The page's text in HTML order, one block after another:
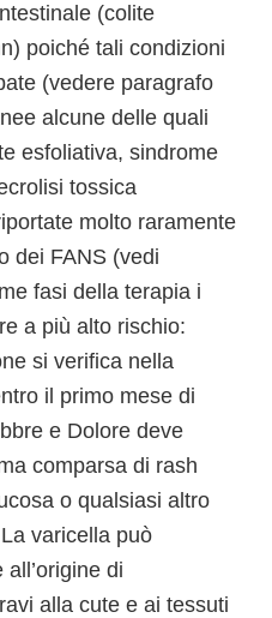
(colite
poiché tali condizioni
(vedere paragrafo
alcune delle quali
esfoliativa, sindrome
tossica
molto raramente
dei FANS (vedi
fasi della terapia i
a più alto rischio:
si verifica nella
il primo mese di
e Dolore deve
comparsa di rash
o qualsiasi altro
varicella può
di
alla cute e ai tessuti